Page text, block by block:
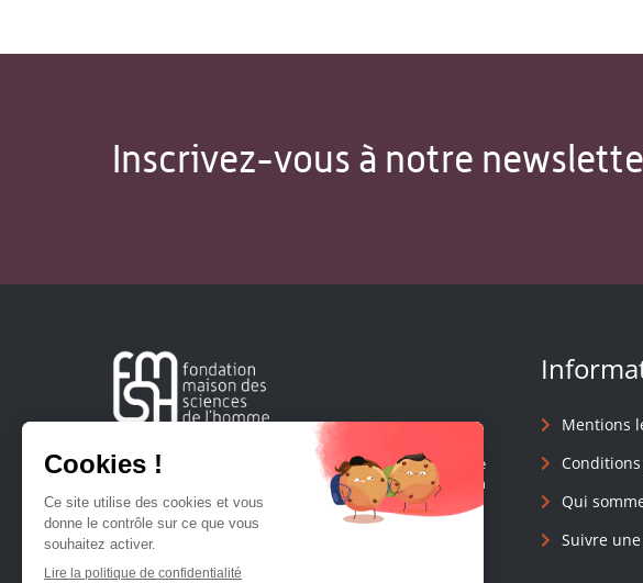
Inscrivez-vous à notre
Créée en 1963, la Fondation Maison Sciences de l'Homme
soutient la recherche et la diffusion des connaissances en
sciences humaines et sociales.
Mentions
Qui
Suivre